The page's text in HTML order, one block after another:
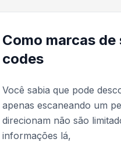
Como marcas
codes
Você sabia que pode
apenas escaneando um
direcionam não são
informações lá,